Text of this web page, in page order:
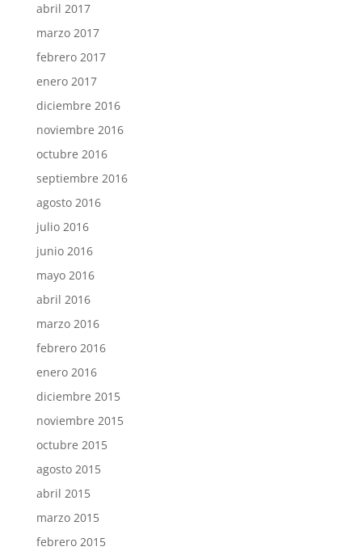
abril 2017
marzo 2017
febrero 2017
enero 2017
diciembre 2016
noviembre 2016
octubre 2016
septiembre 2016
agosto 2016
julio 2016
junio 2016
mayo 2016
abril 2016
marzo 2016
febrero 2016
enero 2016
diciembre 2015
noviembre 2015
octubre 2015
agosto 2015
abril 2015
marzo 2015
febrero 2015